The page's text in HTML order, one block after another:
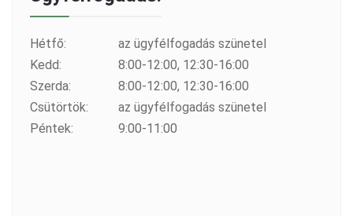
Hétfő:
az ügyfélfogadás szünetel
Kedd:
8:00-12:00, 12:30-16:00
Szerda:
8:00-12:00, 12:30-16:00
Csütörtök:
az ügyfélfogadás szünetel
Péntek:
9:00-11:00